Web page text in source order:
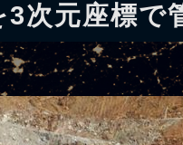
3次元座標で